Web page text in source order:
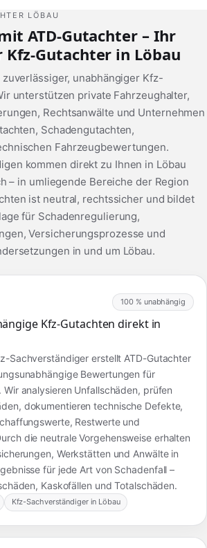
LÖBAU
ATD-Gutachter – Ihr
Gutachter in Löbau
unabhängiger Kfz-
unterstützen private Fahrzeughalter,
Rechtsanwälte und Unternehmen
Schadengutachten,
Fahrzeugbewertungen.
kommen direkt zu Ihnen in Löbau
– in umliegende Bereiche der Region
ist neutral, rechtssicher und bildet
für Schadenregulierung,
Versicherungsprozesse und
in und um Löbau.
100 % unabhängig
Kfz-Gutachten direkt in
Sachverständiger erstellt ATD-Gutachter
Bewertungen für
Wir analysieren Unfallschäden, prüfen
dokumentieren technische Defekte,
Restwerte und
die neutrale Vorgehensweise erhalten
Werkstätten und Anwälte in
für jede Art von Schadenfall –
Kaskofällen und Totalschäden.
Kfz-Sachverständiger in Löbau